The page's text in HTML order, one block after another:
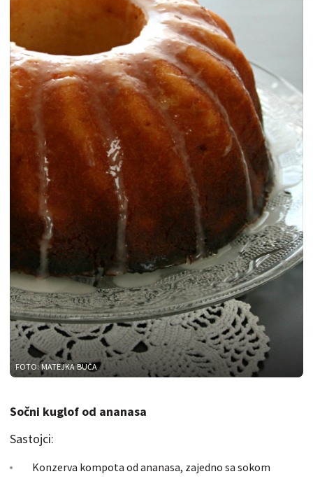
FOTO: MATEJKA BUČA
Sočni kuglof od ananasa
Sastojci:
Konzerva kompota od ananasa, zajedno sa sokom